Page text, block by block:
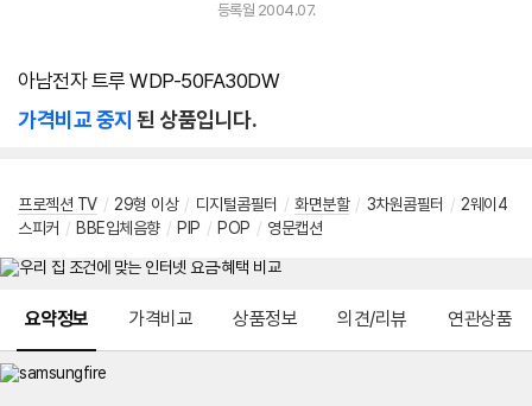
등록월 2004.07.
아남전자 트루 WDP-50FA30DW
가격비교 중지 된 상품입니다.
프로젝션 TV / 29형 이상 / 디지털콤필터 / 화면분할 / 3차원콤필터 / 2웨이4
스피커 / BBE입체음향 / PIP / POP / 영문캡션
요약정보 가격비교 상품정보 의견/리뷰 연관상품